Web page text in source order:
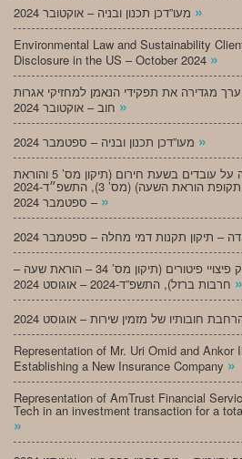
»
Environmental Law and Sustainability
Disclosure in the US – October 2024 »
ערך מגדירה את תפקידי הנאמן למחזיקי אגרות
»
»
מעו”דכן יחסי עבודה – צו הגנה על עובדים בשעת חירום (תיקון מס’ 5 והוראת
שעה – חרבות ברזל) (הארכת תקופת הוראת השעה) (מס’ 3), התשפ״ד-2024
– ספטמבר 2024 »
מעו”דכן יחסי עבודה – חוק פיצויי פיטורים (תיקון מס’ 34 – הוראת שעה –
»
Representation of Mr. Uri Omid and Ankor
Establishing a New Insurance Company »
Representation of AmTrust Financial
Tech in an investment transaction for a
»